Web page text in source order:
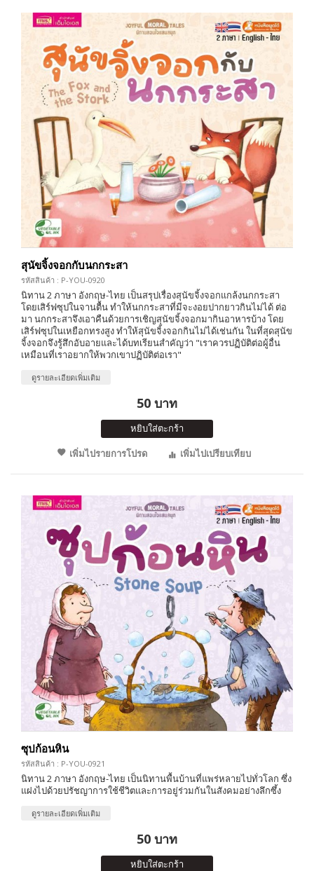
สุนัขจิ้งจอกกับนกกระสา
รหัสสินค้า : P-YOU-0920
นิทาน 2 ภาษา อังกฤษ-ไทย เป็นสรุปเรื่องสุนัขจิ้งจอกแกล้งนกกระสา
โดยเสิร์ฟซุปในจานตื้น ทำให้นกกระสาที่มีจะงอยปากยาวกินไม่ได้ ต่อ
มา นกกระสาจึงเอาคืนด้วยการเชิญสุนัขจิ้งจอกมากินอาหารบ้าง โดย
เสิร์ฟซุปในเหยือกทรงสูง ทำให้สุนัขจิ้งจอกกินไม่ได้เช่นกัน ในที่สุดสุนัข
จิ้งจอกจึงรู้สึกอับอายและได้บทเรียนสำคัญว่า "เราควรปฏิบัติต่อผู้อื่น
เหมือนที่เราอยากให้พวกเขาปฏิบัติต่อเรา"
ดูรายละเอียดเพิ่มเติม
50 บาท
หยิบใส่ตะกร้า
เพิ่มไปรายการโปรด
เพิ่มไปเปรียบเทียบ
ซุปก้อนหิน
รหัสสินค้า : P-YOU-0921
นิทาน 2 ภาษา อังกฤษ-ไทย เป็นนิทานพื้นบ้านที่แพร่หลายไปทั่วโลก ซึ่ง
แฝงไปด้วยปรัชญาการใช้ชีวิตและการอยู่ร่วมกันในสังคมอย่างลึกซึ้ง
ดูรายละเอียดเพิ่มเติม
50 บาท
หยิบใส่ตะกร้า